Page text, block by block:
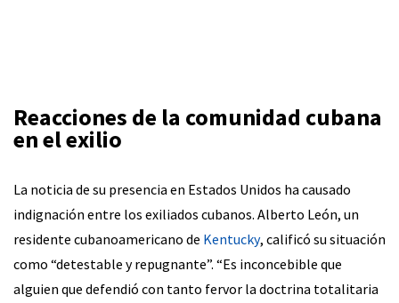
Reacciones de la comunidad cubana
en el exilio
La noticia de su presencia en Estados Unidos ha causado
indignación entre los exiliados cubanos. Alberto León, un
residente cubanoamericano de Kentucky, calificó su situación
como “detestable y repugnante”. “Es inconcebible que
alguien que defendió con tanto fervor la doctrina totalitaria